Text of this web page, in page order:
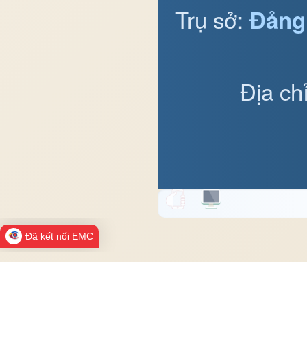
Trụ sở:
Địa
Đã kết nối EMC